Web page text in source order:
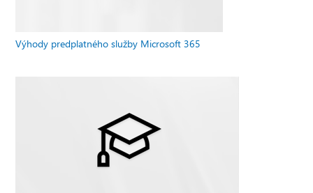
Výhody predplatného služby Microsoft 365